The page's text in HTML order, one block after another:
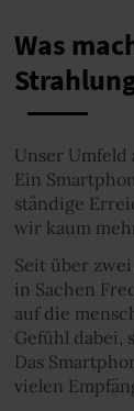
Was
Unser
Ein
ständige
wir kaum
Seit über
in Sachen
auf die
Gefühl dabei,
Das
vielen